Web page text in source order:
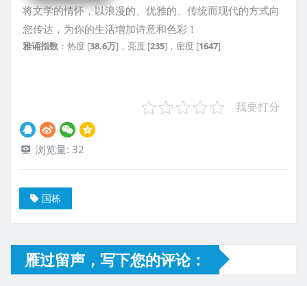
将文学的情怀，以浪漫的、优雅的、传统而现代的方式向
您传达，为你的生活增加诗意和色彩！
雅诵指数 ：热度 [38.6万]，亮度 [235]，密度 [1647]
我要打分
浏览量: 32
国栋
雁过留声，写下您的评论：